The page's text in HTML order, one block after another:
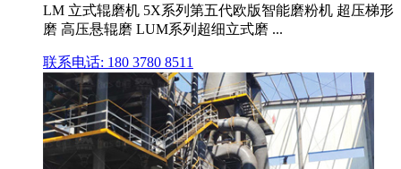
LM 立式辊磨机 5X系列第五代欧版智能磨粉机 超压梯形
磨 高压悬辊磨 LUM系列超细立式磨 ...
联系电话: 180 3780 8511